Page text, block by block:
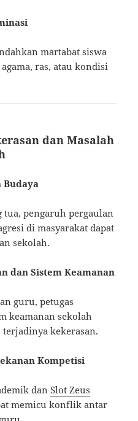
martabat siswa
ras, atau kondisi
dan Masalah
Budaya
pengaruh pergaulan
di masyarakat dapat
sekolah.
dan Sistem Keamanan
guru, petugas
keamanan sekolah
kekerasan.
Kompetisi
danSlot Zeus
memicu konflik antar